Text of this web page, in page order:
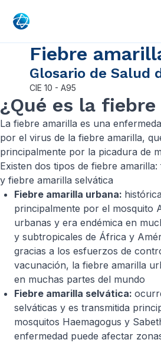
Fiebre
Glosario de Salud
CIE 10 - A95
¿Qué es la
La fiebre amarilla es una
por el virus de la fiebre amarilla,
principalmente por la picadura de
Existen dos tipos de fiebre
y fiebre amarilla selvática
Fiebre amarilla urbana:
principalmente por el mosquito
urbanas y era endémica en
y subtropicales de África y
gracias a los esfuerzos de
vacunación, la fiebre amarilla
en muchas partes del mundo
Fiebre amarilla selvática:
selváticas y es transmitida
mosquitos Haemagogus y
enfermedad puede afectar